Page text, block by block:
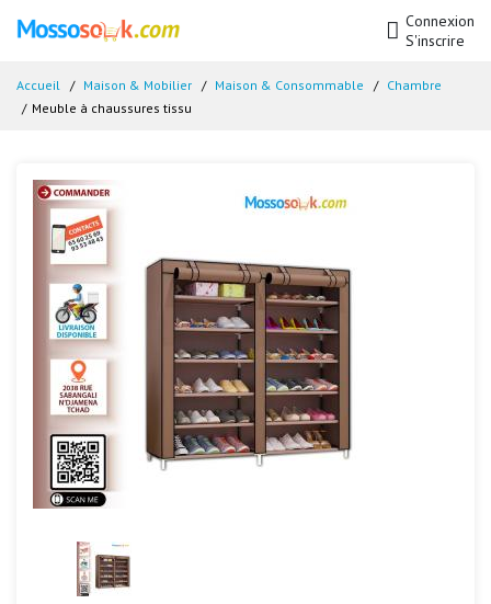
Connexion
S'inscrire
Accueil Maison & Mobilier Maison & Consommable
Chambre
Meuble à chaussures tissu